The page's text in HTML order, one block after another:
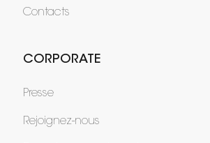
Contacts
CORPORATE
Presse
Rejoignez-nous